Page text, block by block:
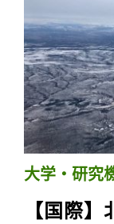
大学・研究
【国際